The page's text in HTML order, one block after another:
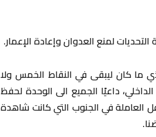
لمنع العدوان وإعادة الإعمار.
ما كان ليبقى في النقاط الخمس ولا
داعيًا الجميع الى الوحدة لحفظ
العاملة في الجنوب التي كانت شاهدة